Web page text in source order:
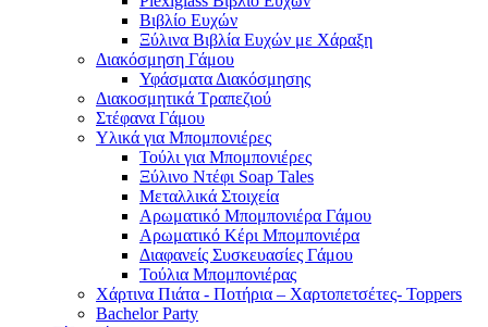
Βιβλίο Ευχών
Ξύλινα Βιβλία Ευχών με Χάραξη
Διακόσμηση Γάμου
Υφάσματα Διακόσμησης
Διακοσμητικά Τραπεζιού
Στέφανα Γάμου
Υλικά για Μπομπονιέρες
Τούλι για Μπομπονιέρες
Ξύλινο Ντέφι Soap Tales
Μεταλλικά Στοιχεία
Αρωματικό Μπομπονιέρα Γάμου
Αρωματικό Κέρι Μπομπονιέρα
Διαφανείς Συσκευασίες Γάμου
Τούλια Μπομπονιέρας
Χάρτινα Πιάτα - Ποτήρια – Χαρτοπετσέτες- Toppers
Bachelor Party